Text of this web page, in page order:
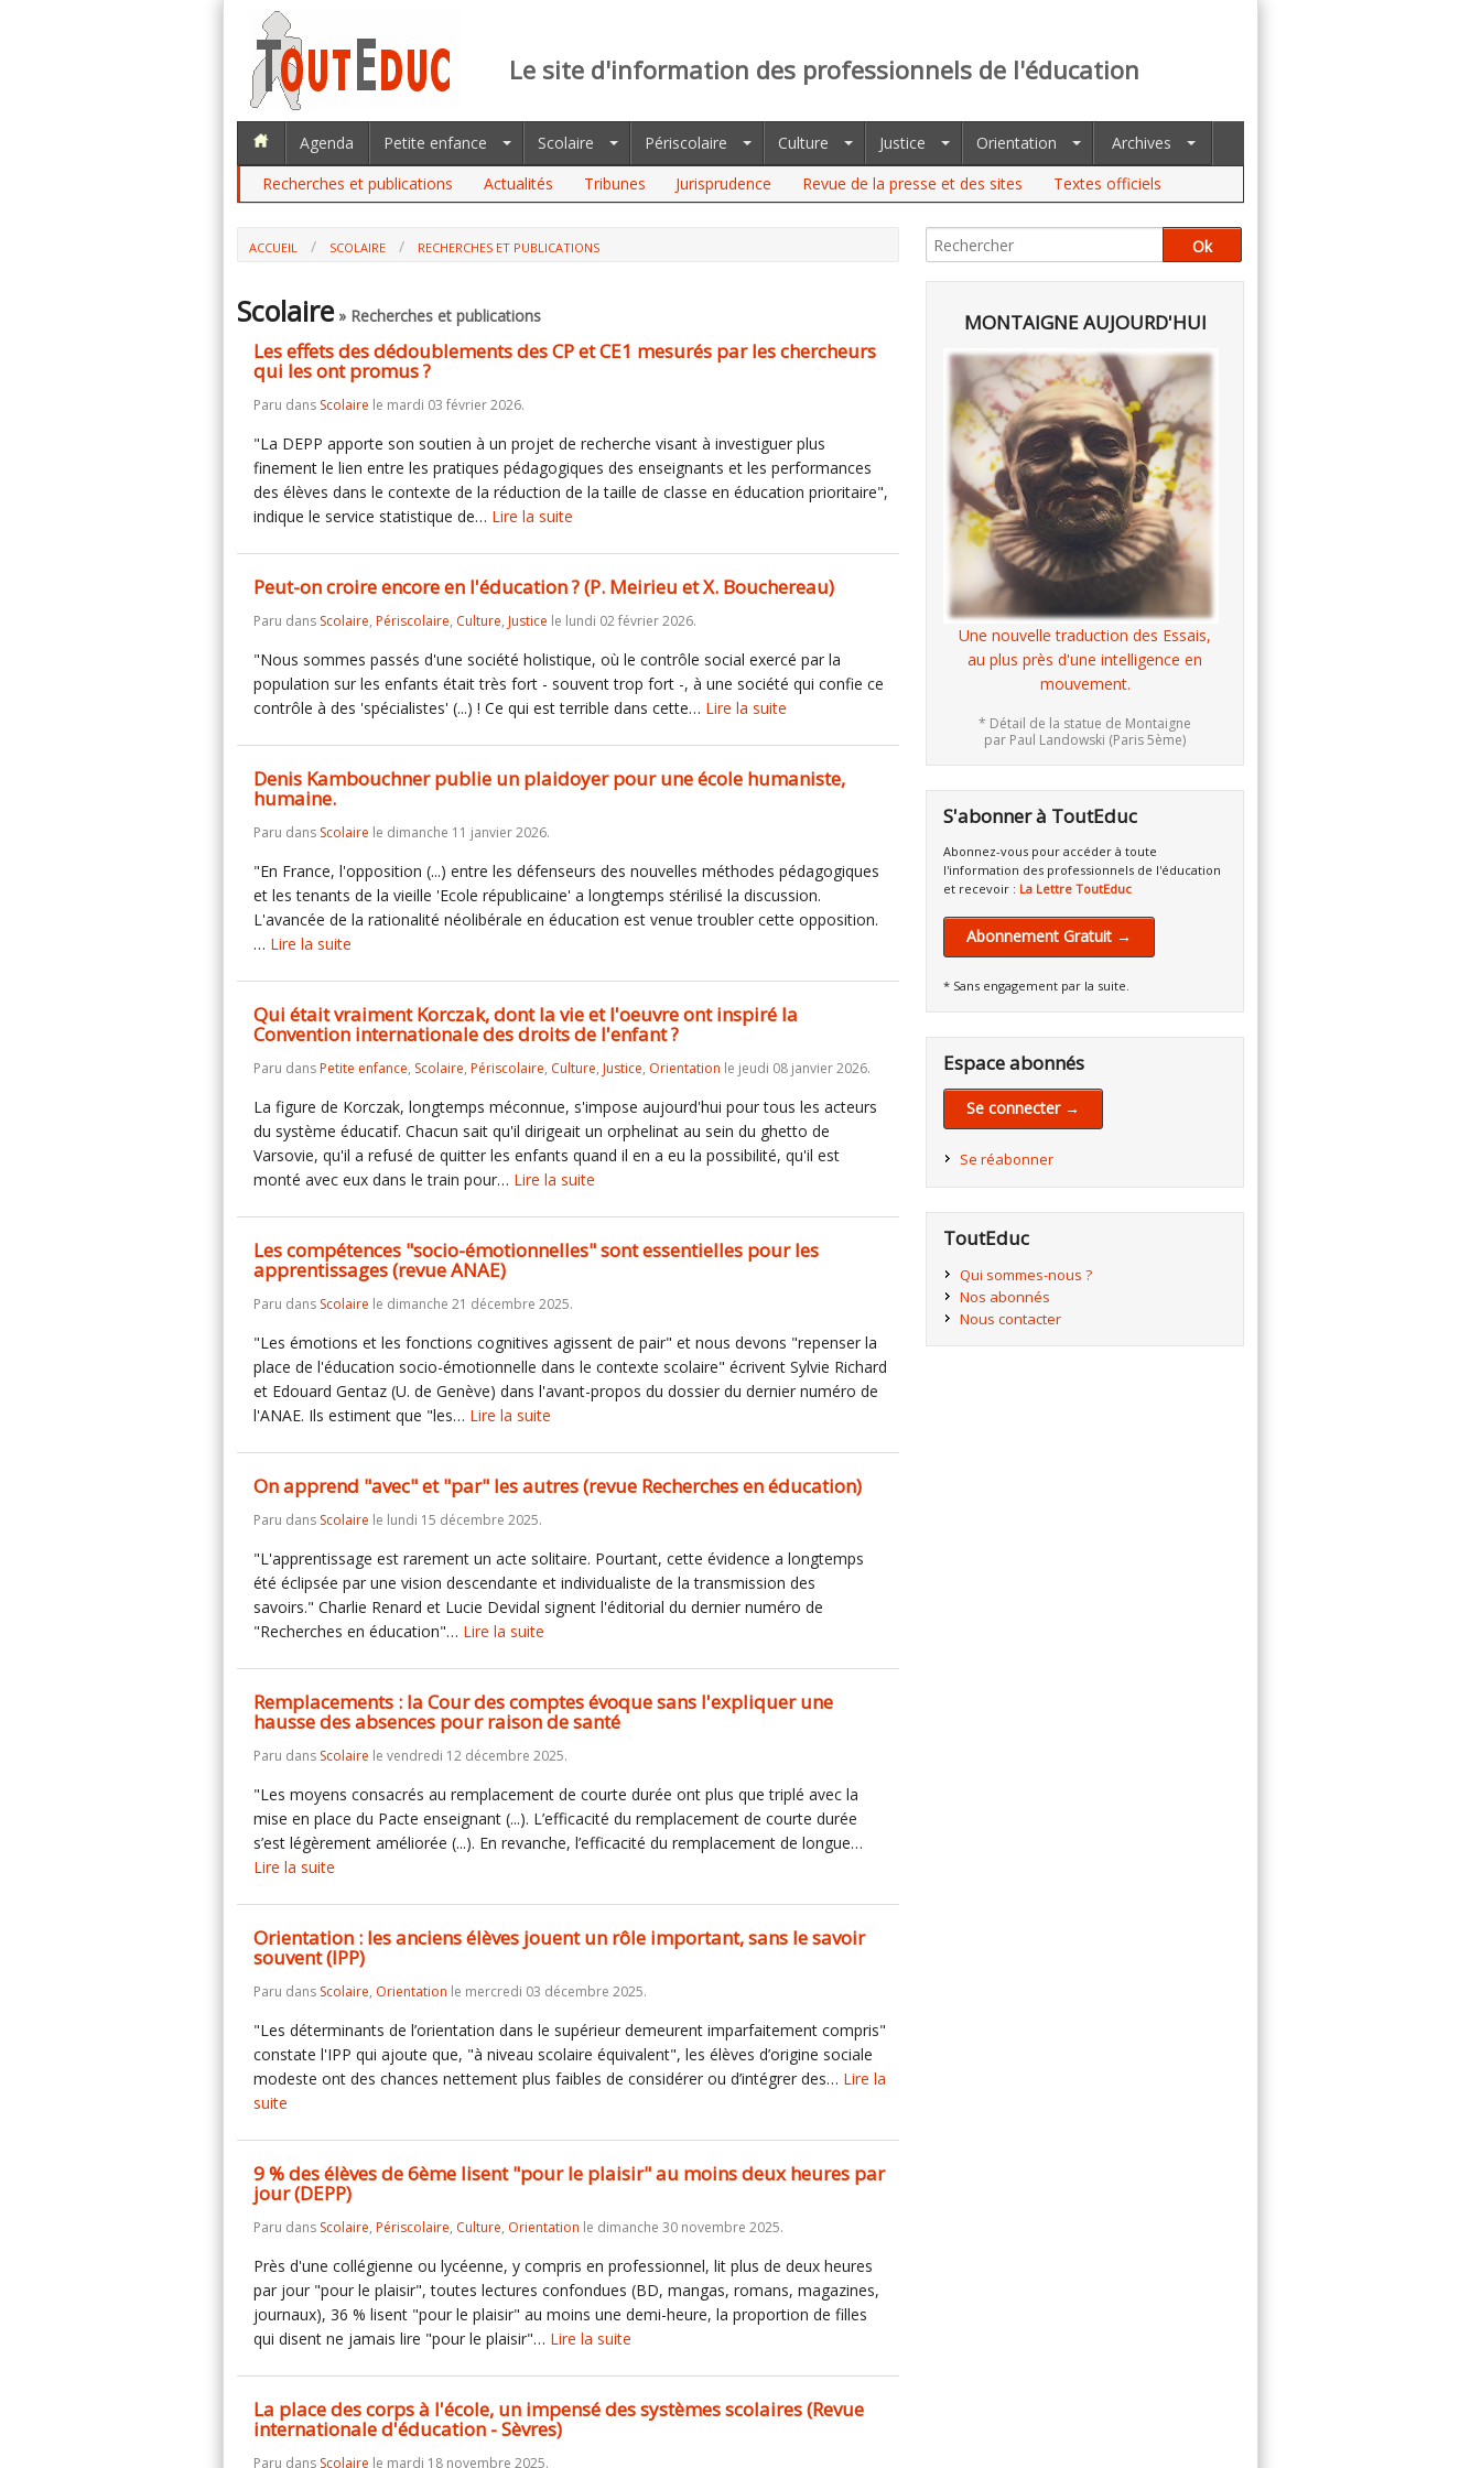
Le site d'information des professionnels de l'éducation
Agenda Petite enfance Scolaire Périscolaire Culture Justice Orientation
Archives
Recherches et publications
Actualités Tribunes Jurisprudence Revue de la presse et des sites Textes officiels
ACCUEIL SCOLAIRE RECHERCHES ET PUBLICATIONS
Scolaire» Recherches et publications
Les effets des dédoublements des CP et CE1 mesurés par les chercheurs
qui les ont promus ?
Paru dans Scolaire le mardi 03 février 2026.
"La DEPP apporte son soutien à un projet de recherche visant à investiguer plus
finement le lien entre les pratiques pédagogiques des enseignants et les performances
des élèves dans le contexte de la réduction de la taille de classe en éducation prioritaire",
indique le service statistique de… Lire la suite
Peut-on croire encore en l'éducation ? (P. Meirieu et X. Bouchereau)
Paru dans Scolaire, Périscolaire, Culture, Justice le lundi 02 février 2026.
"Nous sommes passés d'une société holistique, où le contrôle social exercé par la
population sur les enfants était très fort - souvent trop fort -, à une société qui confie ce
contrôle à des 'spécialistes' (...) ! Ce qui est terrible dans cette… Lire la suite
Denis Kambouchner publie un plaidoyer pour une école humaniste,
humaine.
Paru dans Scolaire le dimanche 11 janvier 2026.
"En France, l'opposition (...) entre les défenseurs des nouvelles méthodes pédagogiques
et les tenants de la vieille 'Ecole républicaine' a longtemps stérilisé la discussion.
L'avancée de la rationalité néolibérale en éducation est venue troubler cette opposition.
… Lire la suite
Qui était vraiment Korczak, dont la vie et l'oeuvre ont inspiré la
Convention internationale des droits de l'enfant ?
Paru dansPetite enfance, Scolaire, Périscolaire, Culture, Justice, Orientation le jeudi 08 janvier 2026.
La figure de Korczak, longtemps méconnue, s'impose aujourd'hui pour tous les acteurs
du système éducatif. Chacun sait qu'il dirigeait un orphelinat au sein du ghetto de
Varsovie, qu'il a refusé de quitter les enfants quand il en a eu la possibilité, qu'il est
monté avec eux dans le train pour… Lire la suite
Les compétences "socio-émotionnelles" sont essentielles pour les
apprentissages (revue ANAE)
Paru dans Scolaire le dimanche 21 décembre 2025.
"Les émotions et les fonctions cognitives agissent de pair" et nous devons "repenser la
place de l'éducation socio-émotionnelle dans le contexte scolaire" écrivent Sylvie Richard
et Edouard Gentaz (U. de Genève) dans l'avant-propos du dossier du dernier numéro de
l'ANAE. Ils estiment que "les… Lire la suite
On apprend "avec" et "par" les autres (revue Recherches en éducation)
Paru dans Scolaire le lundi 15 décembre 2025.
"L'apprentissage est rarement un acte solitaire. Pourtant, cette évidence a longtemps
été éclipsée par une vision descendante et individualiste de la transmission des
savoirs." Charlie Renard et Lucie Devidal signent l'éditorial du dernier numéro de
"Recherches en éducation"… Lire la suite
Remplacements : la Cour des comptes évoque sans l'expliquer une
hausse des absences pour raison de santé
Paru dans Scolaire le vendredi 12 décembre 2025.
"Les moyens consacrés au remplacement de courte durée ont plus que triplé avec la
mise en place du Pacte enseignant (...). L’efficacité du remplacement de courte durée
s’est légèrement améliorée (...). En revanche, l’efficacité du remplacement de longue…
Lire la suite
Orientation : les anciens élèves jouent un rôle important, sans le savoir
souvent (IPP)
Paru dans Scolaire, Orientation le mercredi 03 décembre 2025.
"Les déterminants de l’orientation dans le supérieur demeurent imparfaitement compris"
constate l'IPP qui ajoute que, "à niveau scolaire équivalent", les élèves d’origine sociale
modeste ont des chances nettement plus faibles de considérer ou d’intégrer des… Lire la
suite
9 % des élèves de 6ème lisent "pour le plaisir" au moins deux heures par
jour (DEPP)
Paru dans Scolaire, Périscolaire, Culture, Orientation le dimanche 30 novembre 2025.
Près d'une collégienne ou lycéenne, y compris en professionnel, lit plus de deux heures
par jour "pour le plaisir", toutes lectures confondues (BD, mangas, romans, magazines,
journaux), 36 % lisent "pour le plaisir" au moins une demi-heure, la proportion de filles
qui disent ne jamais lire "pour le plaisir"… Lire la suite
La place des corps à l'école, un impensé des systèmes scolaires (Revue
internationale d'éducation - Sèvres)
Paru dans Scolaire le mardi 18 novembre 2025.
MONTAIGNE AUJOURD'HUI
Une nouvelle traduction des Essais,
au plus près d'une intelligence en
mouvement.
* Détail de la statue de Montaigne
par Paul Landowski (Paris 5ème)
S'abonner à ToutEduc
Abonnez-vous pour accéder à toute
l'information des professionnels de l'éducation
et recevoir : La Lettre ToutEduc
Abonnement Gratuit →
* Sans engagement par la suite.
Espace abonnés
Se connecter →
Se réabonner
ToutEduc
Qui sommes-nous ?
Nos abonnés
Nous contacter